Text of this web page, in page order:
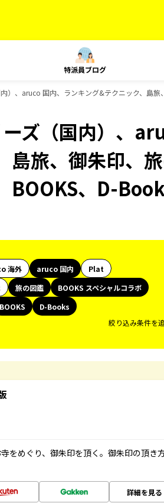
特派員ブログ
）、aruco 国内、ランキング&テクニック、島
ズ（国内）、
島旅、御朱印、
BOOKS、D-
海外 aruco 国内
Plat
旅の図鑑
BOOKS スペシャルコラボ
BOOKS
D-Books
絞り込み条件を
をめぐり、御朱印を頂く。御朱印の頂き
詳細を見る